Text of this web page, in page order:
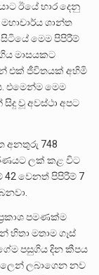
ඊයේ භාර දෙනු
ශාන්ත
මෙම පිපිරීම්
මාසයකට
එක් ජීවිතයක් අහිමි
එමෙන්ම මෙම
වූ අවස්ථා අපට
අනතුරු 748
ලක් කළ විට
42 වෙනත් පිපිරීම් 7
පමණක්ම
මතාම ගෑස්
පසුගිය දින කීපය
ලබාගෙන නව